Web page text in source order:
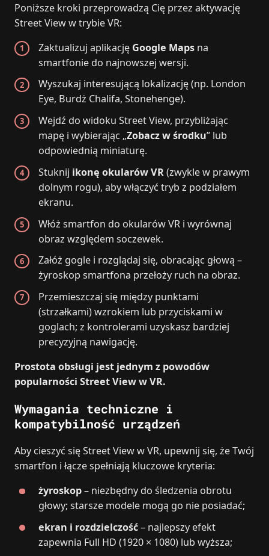
Poniższe kroki przeprowadzą Cię przez aktywację
Street View w trybie VR:
Zaktualizuj aplikację Google Maps na
smartfonie do najnowszej wersji.
Wyszukaj interesującą lokalizację (np. London
Eye, Burdż Chalifa, Stonehenge).
Wejdź do widoku Street View, przybliżając
mapę i wybierając „Zobacz w środku” lub
odpowiednią miniaturę.
Stuknij ikonę okularów VR(zwykle w prawym
dolnym rogu), aby włączyć tryb z podziałem
ekranu.
Włóż smartfon do okularów VR i wyrównaj
obraz względem soczewek.
Załóż gogle i rozglądaj się, obracając głową –
żyroskop smartfona przełoży ruch na obraz.
Przemieszczaj się między punktami
(strzałkami) wzrokiem lub przyciskami w
goglach; z kontrolerami uzyskasz bardziej
precyzyjną nawigację.
Prostota obsługi jest jednym z powodów
popularności Street View w VR.
Wymagania techniczne i
kompatybilność urządzeń
Aby cieszyć się Street View w VR, upewnij się, że Twój
smartfon i łącze spełniają kluczowe kryteria:
żyroskop– niezbędny do śledzenia obrotu
głowy; starsze modele mogą go nie posiadać;
ekran i rozdzielczość– najlepszy efekt
zapewnia Full HD (1920 × 1080) lub wyższa;